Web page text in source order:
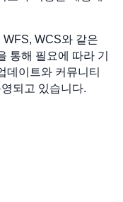
WCS와 같은
통해 필요에 따라 기
데이트와 커뮤니티
되고 있습니다.